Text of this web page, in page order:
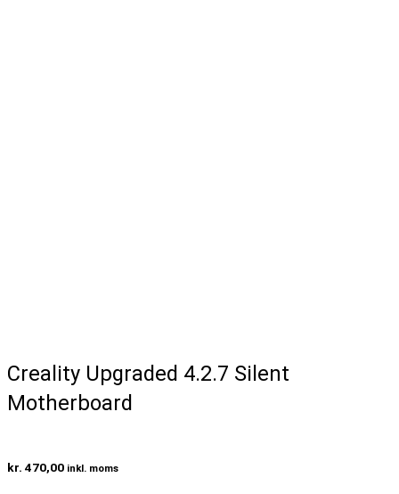
Creality Upgraded 4.2.7 Silent
Motherboard
kr. 470,00 inkl. moms